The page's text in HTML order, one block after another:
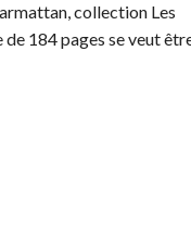
collection Les
184 pages se veut